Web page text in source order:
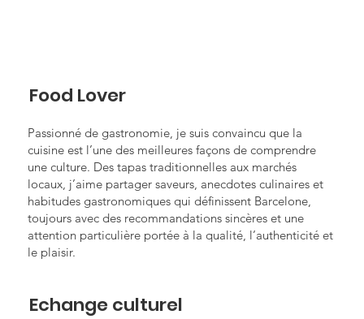
Passionné de gastronomie, je suis convaincu que la
cuisine est l’une des meilleures façons de comprendre
une culture. Des tapas traditionnelles aux marchés
locaux, j’aime partager saveurs, anecdotes culinaires et
habitudes gastronomiques qui définissent Barcelone,
toujours avec des recommandations sincères et une
attention particulière portée à la qualité, l’authenticité et
le plaisir.
Food Lover
Echange culturel